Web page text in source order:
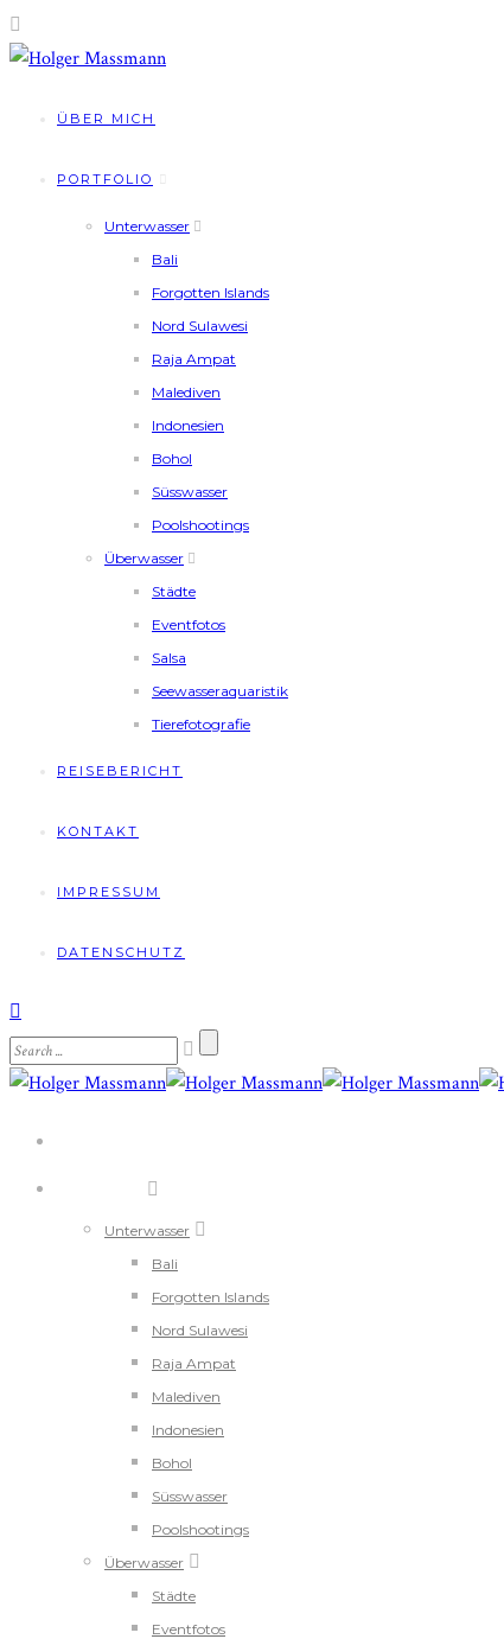
ÜBER MICH
PORTFOLIO
Unterwasser
Bali
Forgotten Islands
Nord Sulawesi
Raja Ampat
Malediven
Indonesien
Bohol
Süsswasser
Poolshootings
Überwasser
Städte
Eventfotos
Salsa
Seewasseraquaristik
Tierefotografie
REISEBERICHT
KONTAKT
IMPRESSUM
DATENSCHUTZ
Unterwasser
Bali
Forgotten Islands
Nord Sulawesi
Raja Ampat
Malediven
Indonesien
Bohol
Süsswasser
Poolshootings
Überwasser
Städte
Eventfotos